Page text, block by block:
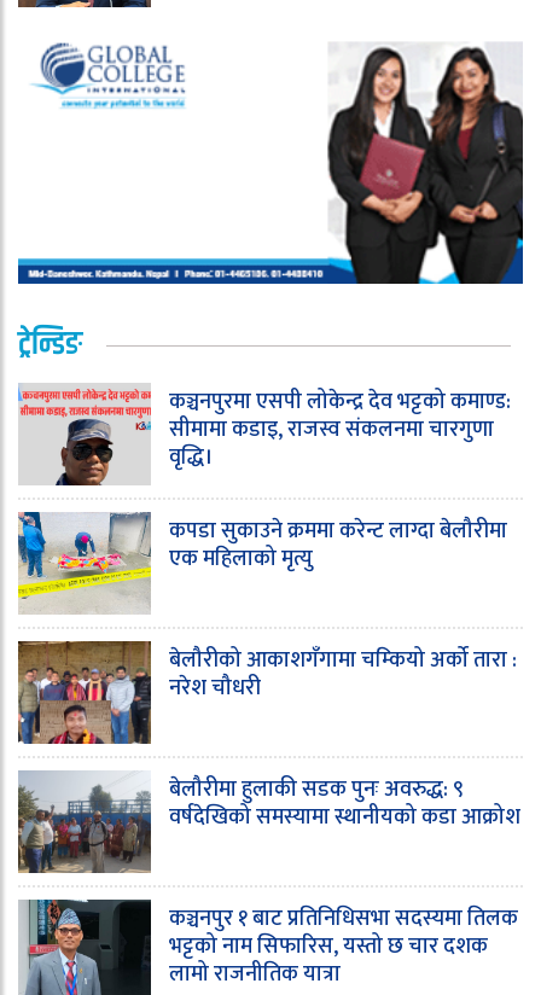
ट्रेन्डिङ
कञ्चनपुरमा एसपी लोकेन्द्र देव भट्टको कमाण्ड:
सीमामा कडाइ, राजस्व संकलनमा चारगुणा
वृद्धि।
कपडा सुकाउने क्रममा करेन्ट लाग्दा बेलौरीमा
एक महिलाको मृत्यु
बेलौरीको आकाशगँगामा चम्कियो अर्को तारा :
नरेश चौधरी
बेलौरीमा हुलाकी सडक पुनः अवरुद्ध: ९
वर्षदेखिको समस्यामा स्थानीयको कडा आक्रोश
कञ्चनपुर १ बाट प्रतिनिधिसभा सदस्यमा तिलक
भट्टको नाम सिफारिस, यस्तो छ चार दशक
लामो राजनीतिक यात्रा